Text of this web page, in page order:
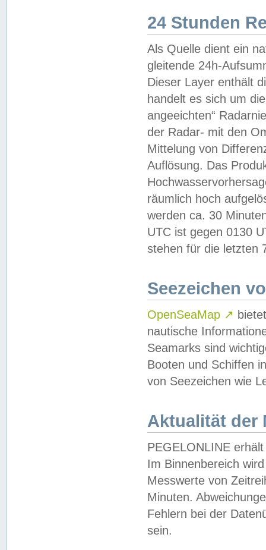
24 Stunden
Als Quelle dient ein
gleitende 24h-
Dieser Layer enthält
handelt es sich um
angeeichten“
der Radar- mit den
Mittelung von
Auflösung. Das
räumlich hoch
werden ca. 30
UTC ist gegen 0130
stehen für die letzten
Seezeichen
OpenSeaMap ↗
nautische
Seamarks sind
Booten und Schiffen
von Seezeichen wie
Aktualität der
PEGELONLINE
Im Binnenbereich
Messwerte von
Minuten.
Fehlern bei der
sein.